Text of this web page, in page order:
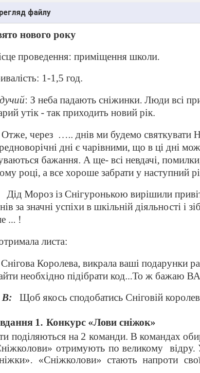
файлу
нового року
проведення: приміщення школи.
1-1,5 год.
: З неба падають сніжинки. Люди всі
утік - так приходить новий рік.
Отже, через ….. днів ми будемо святкувати
дні є чарівними, що в ці дні
бажання. А ще- всі невдачі,
році, а все хороше забрати у
Дід Мороз із Снігуронькою вирішили
за значні успіхи в шкільній діяльності і
... !
листа:
Королева, викрала ваші подарунки
необхідно підібрати код...То ж бажаю
В:
Щоб якось сподобатись Сніговій
1. Конкурс «Лови сніжок»
поділяються на 2 команди. В командах
отримують по великому
«Сніжколови» стають напроти